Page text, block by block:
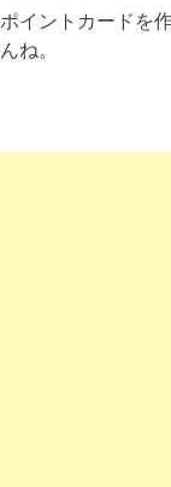
ポイントカードを
んね。